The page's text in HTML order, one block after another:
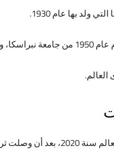
ولد بها عام 1930.
كولومبيا
مليار دولار.